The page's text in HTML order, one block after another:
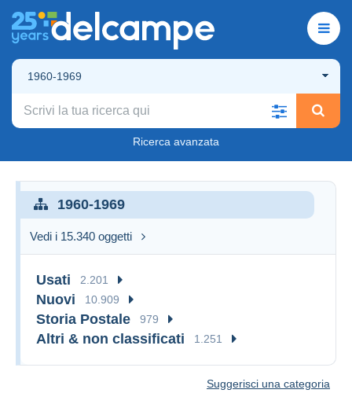
1960-1969
Ricerca avanzata
1960-1969
Vedi i 15.340 oggetti
Usati 2.201
Nuovi 10.909
Storia Postale 979
Altri & non classificati 1.251
Suggerisci una categoria